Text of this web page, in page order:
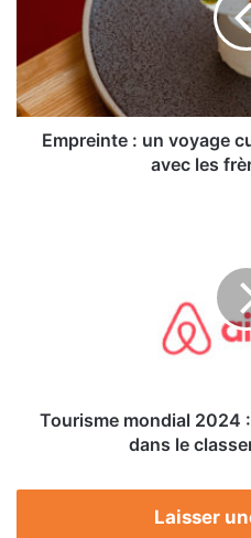
cœur
de
Paris
avecEmpreinte : un voyage
avec les
classement
Tourisme mondial 2024
dans le
Laisser